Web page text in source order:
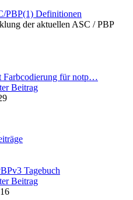
PBP(1) Definitionen
der aktuellen ASC / PBP
Farbcodierung für notp…
Beitrag
Tagebuch
Beitrag